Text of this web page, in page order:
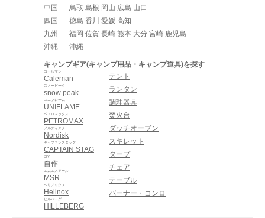
中国
鳥取 島根 岡山 広島 山口
四国
徳島 香川 愛媛 高知
九州
福岡 佐賀 長崎 熊本 大分 宮崎 鹿児島
沖縄
沖縄
キャンプギア(キャンプ用品・キャンプ道具)を探す
Caleman
コールマン
snow peak
スノーピーク
UNIFLAME
ユニフレーム
PETROMAX
ペトロマックス
Nordisk
ノルディスク
CAPTAIN STAG
キャプテンスタッグ
自作
DIY
MSR
エムエスアール
Helinox
ヘリノックス
HILLEBERG
ヒルバーグ
テント
ランタン
調理器具
焚火台
ダッチオーブン
スキレット
タープ
チェア
テーブル
バーナー・コンロ